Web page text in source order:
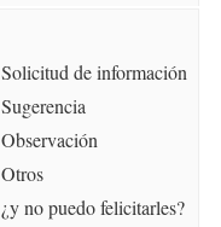
Solicitud de información
Sugerencia
Observación
Otros
¿y no puedo felicitarles?